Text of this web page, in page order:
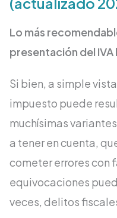
Lo más
presentación del IVA
Si bien, a simple
impuesto puede
muchísimas
a tener en cuenta,
cometer errores con
equivocaciones
veces, delitos